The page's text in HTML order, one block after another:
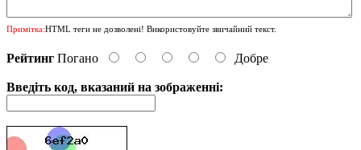
Примітка:HTML теги не дозволені! Використовуйте звичайний текст.
Рейтинг Погано Добре
Введіть код, вказаний на зображенні: